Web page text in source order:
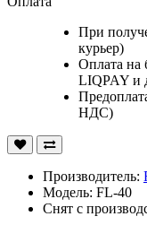
При
курьер)
Оплата на
LIQPAY и
НДС)
Производитель:
Модель: FL-40
Снят с